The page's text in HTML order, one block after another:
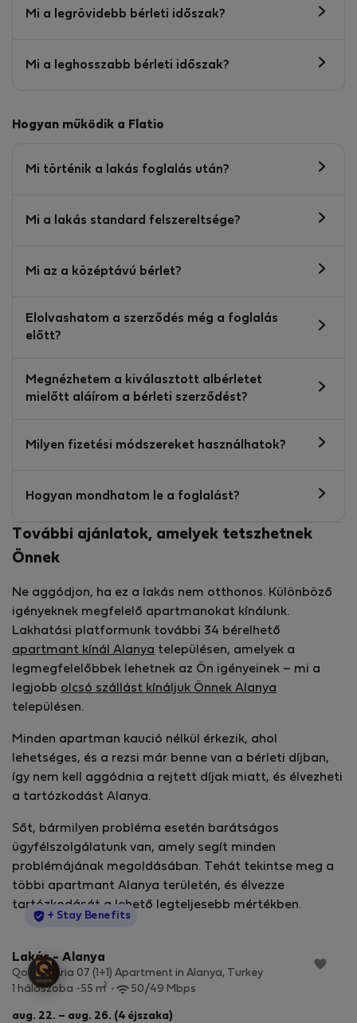
Mi a legrövidebb bérleti időszak?
Mi a leghosszabb bérleti időszak?
Hogyan működik a Flatio
Mi történik a lakás foglalás után?
Mi a lakás standard felszereltsége?
Mi az a középtávú bérlet?
Elolvashatom a szerződés még a foglalás
előtt?
Megnézhetem a kiválasztott albérletet
mielőtt aláírom a bérleti szerződést?
Milyen fizetési módszereket használhatok?
Hogyan mondhatom le a foglalást?
További ajánlatok, amelyek tetszhetnek
Önnek
Ne aggódjon, ha ez a lakás nem otthonos. Különböző
igényeknek megfelelő apartmanokat kínálunk.
Lakhatási platformunk további 34 bérelhető
apartmant kínál Alanya településen, amelyek a
legmegfelelőbbek lehetnek az Ön igényeinek – mi a
legjobb olcsó szállást kínáljuk Önnek Alanya
településen.
Minden apartman kaució nélkül érkezik, ahol
lehetséges, és a rezsi már benne van a bérleti díjban,
így nem kell aggódnia a rejtett díjak miatt, és élvezheti
a tartózkodást Alanya.
Sőt, bármilyen probléma esetén barátságos
ügyfélszolgálatunk van, amely segít minden
problémájának megoldásában. Tehát tekintse meg a
többi apartmant Alanya területén, és élvezze
tartózkodását a lehető legteljesebb mértékben.
StayProtection
+ Stay Benefits
Lakás - Alanya
Qoople Aria 07 (1+1) Apartment in Alanya, Turkey
1 hálószoba
55 m2 50/49 Mbps
aug. 22. – aug. 26. (4 éjszaka)